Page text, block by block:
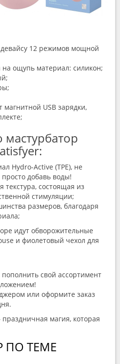
12 режимов мощной
ощупь материал: силикон;
USB зарядки,
Hydro-Active (TPE), не
добавь воды!
текстура, состоящая из
стимуляции;
размеров, благодаря
идут обворожительные
и фиолетовый чехол для
свой ассортимент
или оформите заказ
магия, которая
ПО ТЕМЕ